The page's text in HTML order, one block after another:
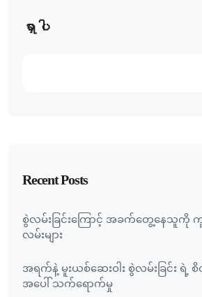
ရှာပါ
Recent Posts
စွဲလမ်းခြင်းကြောင့် အခက်တွေ့နေသူကို
လမ်းများ
အရက်နဲ့ မူးယစ်ဆေးဝါး စွဲလမ်းခြင်း ရဲ့
အပေါ် သက်ရောက်မှု